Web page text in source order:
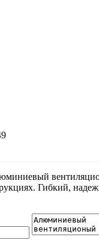
Гибкий,